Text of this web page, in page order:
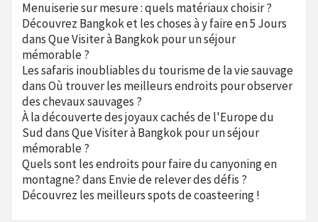
Menuiserie sur mesure : quels matériaux choisir ?
Découvrez Bangkok et les choses à y faire en 5 Jours
dansQue Visiter à Bangkok pour un séjour
mémorable ?
Les safaris inoubliables du tourisme de la vie sauvage
dansOù trouver les meilleurs endroits pour observer
des chevaux sauvages ?
À la découverte des joyaux cachés de l'Europe du
SuddansQue Visiter à Bangkok pour un séjour
mémorable ?
Quels sont les endroits pour faire du canyoning en
montagne?dans Envie de relever des défis ?
Découvrez les meilleurs spots de coasteering !